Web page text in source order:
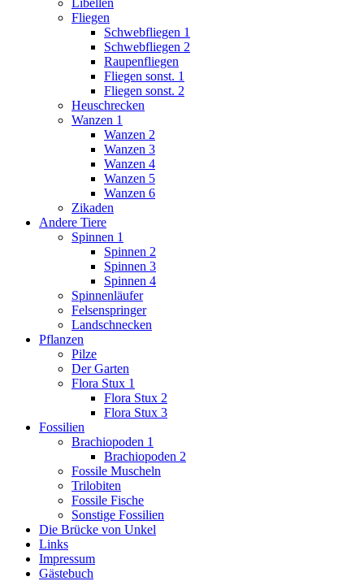
Libellen
Fliegen
Schwebfliegen 1
Schwebfliegen 2
Raupenfliegen
Fliegen sonst. 1
Fliegen sonst. 2
Heuschrecken
Wanzen 1
Wanzen 2
Wanzen 3
Wanzen 4
Wanzen 5
Wanzen 6
Zikaden
Andere Tiere
Spinnen 1
Spinnen 2
Spinnen 3
Spinnen 4
Spinnenläufer
Felsenspringer
Landschnecken
Pflanzen
Pilze
Der Garten
Flora Stux 1
Flora Stux 2
Flora Stux 3
Fossilien
Brachiopoden 1
Brachiopoden 2
Fossile Muscheln
Trilobiten
Fossile Fische
Sonstige Fossilien
Die Brücke von Unkel
Links
Impressum
Gästebuch